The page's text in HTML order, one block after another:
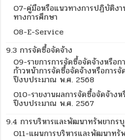
O7-คู่มือหรือแนวทางการปฏิบัติง
ทางการศึกษา
O8-E-Service
9.3 การจัดซื้อจัดจ้าง
O9-รายการการจัดซื้อจัดจ้างหรือ
ก้าวหน้าการจัดซื้อจัดจ้างหรือการ
ปีงบประมาณ พ.ศ. 2568
O10-รายงานผลการจัดซื้อจัดจ้าง
ปีงบประมาณ พ.ศ. 2567
9.4 การบริหารและพัฒนาทรัพยากร
O11-แผนการบริหารและพัฒนาทรั